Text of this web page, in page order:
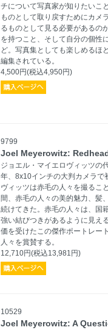
チについて写真家が知りたいこ
ものとして取り戻すためにカメ
るものとして見る必要があるの
を持つこと、そして自分の個性
ど。写真集としても楽しめるほ
編集されている。
4,500円(税込4,950円)
9799
Joel Meyerowitz:
ジョエル・マイエロヴィッツの
年、8x10インチの大判カメラで
ヴィッツは赤毛の人々を撮るこ
間、赤毛の人々の美的魅力、髪
続けてきた。赤毛の人々は、国
強い結びつきがあるように見え
価を受けたこの傑作ポートレー
人々を賞賛する。
12,710円(税込13,981円)
10529
Joel Meyerowitz: A